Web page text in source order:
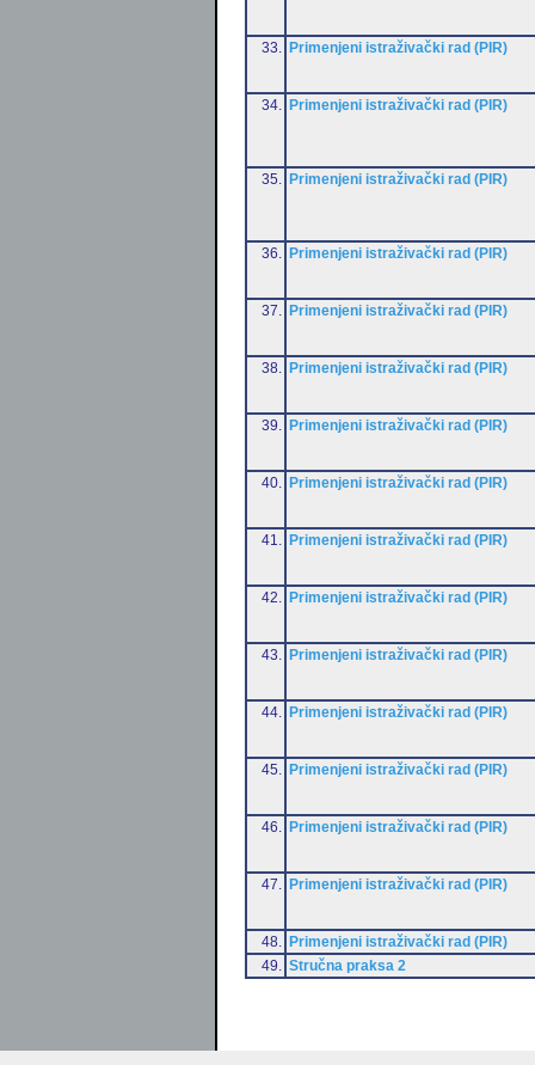
33. Primenjeni istraživački rad (PIR)
34. Primenjeni istraživački rad (PIR)
35. Primenjeni istraživački rad (PIR)
36. Primenjeni istraživački rad (PIR)
37. Primenjeni istraživački rad (PIR)
38. Primenjeni istraživački rad (PIR)
39. Primenjeni istraživački rad (PIR)
40. Primenjeni istraživački rad (PIR)
41. Primenjeni istraživački rad (PIR)
42. Primenjeni istraživački rad (PIR)
43. Primenjeni istraživački rad (PIR)
44. Primenjeni istraživački rad (PIR)
45. Primenjeni istraživački rad (PIR)
46. Primenjeni istraživački rad (PIR)
47. Primenjeni istraživački rad (PIR)
48.
Primenjeni istraživački rad (PIR)
49.
Stručna praksa 2